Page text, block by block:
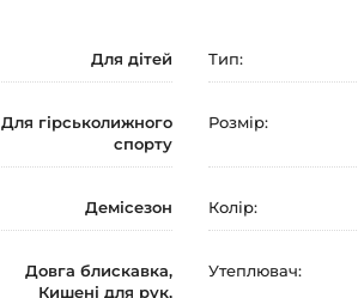
Для дітей Тип:
Для гірськолижного
спорту
Розмір:
Демісезон Колір:
Довга блискавка,
Кишені для рук,
Утеплювач: